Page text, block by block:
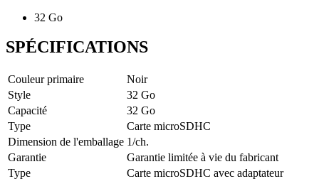
32 Go
SPÉCIFICATIONS
Couleur primaire
Noir
Style
32 Go
Capacité
32 Go
Type
Carte microSDHC
Dimension de l'emballage 1/ch.
Garantie
Garantie limitée à vie du fabricant
Type
Carte microSDHC avec adaptateur